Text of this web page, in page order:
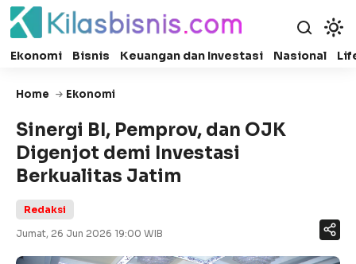
Ekonomi Bisnis Keuangan dan Investasi Nasional
Home Ekonomi
Sinergi BI, Pemprov, dan OJK
Digenjot demi Investasi
Berkualitas Jatim
Redaksi
Jumat, 26 Jun 2026 19:00 WIB